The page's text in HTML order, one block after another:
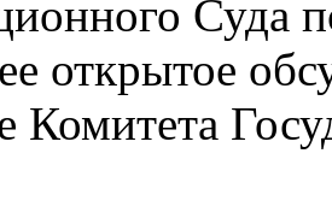
Суда
открытое
Комитета